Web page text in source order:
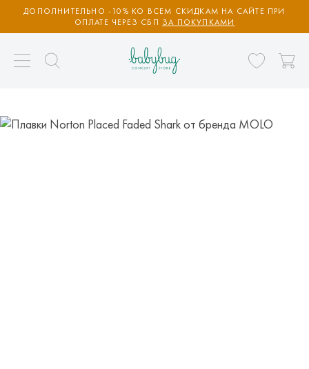
ДОПОЛНИТЕЛЬНО -10% КО ВСЕМ СКИДКАМ НА САЙТЕ ПРИ
ОПЛАТЕ ЧЕРЕЗ СБП ЗА ПОКУПКАМИ